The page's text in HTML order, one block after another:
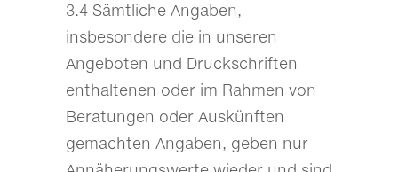
3.4 Sämtliche Angaben,
insbesondere die in unseren
Angeboten und Druckschriften
enthaltenen oder im Rahmen von
Beratungen oder Auskünften
gemachten Angaben, geben nur